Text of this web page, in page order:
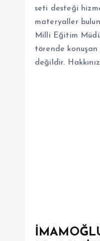
seti desteği
materyaller
Milli Eğitim
törende konuşan
değildir.